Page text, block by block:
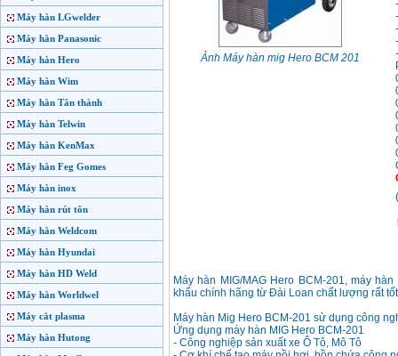
Máy hàn LGwelder
Máy hàn Panasonic
Máy hàn Hero
Máy hàn Wim
Máy hàn Tân thành
Máy hàn Telwin
Máy hàn KenMax
Máy hàn Feg Gomes
Máy hàn inox
Máy hàn rút tôn
Máy hàn Weldcom
Máy hàn Hyundai
Máy hàn HD Weld
Máy hàn Worldwel
Máy cắt plasma
Máy hàn Hutong
Ảnh Máy hàn mig Hero BCM 201
(
Máy hàn MIG/MAG Hero BCM-201, máy
khẩu chính hãng từ Đài Loan chất lượng rất
Máy hàn Mig Hero BCM-201 sử dụng công
Ứng dụng máy hàn MIG Hero BCM-201
- Công nghiệp sản xuất xe Ô Tô, Mô Tô